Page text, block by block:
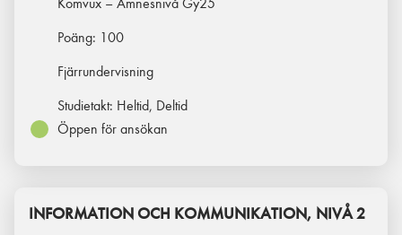
Poäng: 100
Fjärrundervisning
Studietakt: Heltid, Deltid
Öppen för ansökan
INFORMATION OCH KOMMUNIKATION, NIVÅ 2